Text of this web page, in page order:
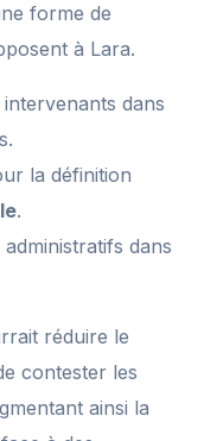
forme de
à Lara.
dans
la définition
.
administratifs dans
réduire le
contester les
ainsi la